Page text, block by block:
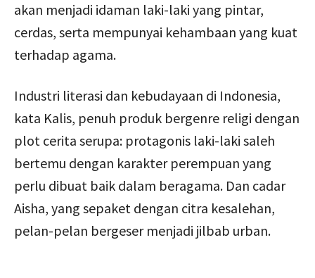
akan menjadi idaman laki-laki yang pintar,
cerdas, serta mempunyai kehambaan yang kuat
terhadap agama.
Industri literasi dan kebudayaan di Indonesia,
kata Kalis, penuh produk bergenre religi dengan
plot cerita serupa: protagonis laki-laki saleh
bertemu dengan karakter perempuan yang
perlu dibuat baik dalam beragama. Dan cadar
Aisha, yang sepaket dengan citra kesalehan,
pelan-pelan bergeser menjadi jilbab urban.